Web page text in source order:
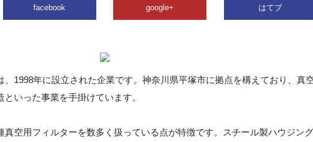
facebook google+ はてブ
、1998年に設立された企業です。神奈川県平塚市に拠点を構えており、真
いった事業を手掛けています。
真空用フィルターを数多く扱っている点が特徴です。スチール製ハウジン